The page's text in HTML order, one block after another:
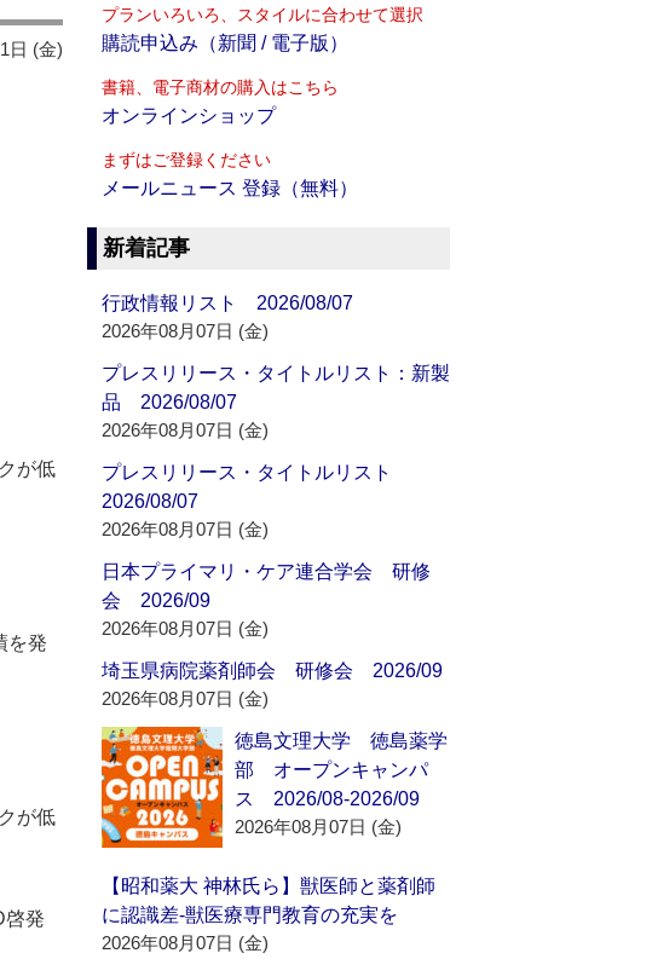
日 (金)
が低
を発
が低
啓発
プランいろいろ、スタイルに合わせて選択
購読申込み（新聞 / 電子版）
書籍、電子商材の購入はこちら
オンラインショップ
まずはご登録ください
メールニュース 登録（無料）
新着記事
行政情報リスト 2026/08/07
2026年08月07日 (金)
プレスリリース・タイトルリスト：新製
品 2026/08/07
2026年08月07日 (金)
プレスリリース・タイトルリスト
2026/08/07
2026年08月07日 (金)
日本プライマリ・ケア連合学会 研修
会 2026/09
2026年08月07日 (金)
埼玉県病院薬剤師会 研修会 2026/09
2026年08月07日 (金)
徳島文理大学 徳島薬学
部 オープンキャンパ
ス 2026/08-2026/09
2026年08月07日 (金)
【昭和薬大 神林氏ら】獣医師と薬剤師
に認識差‐獣医療専門教育の充実を
2026年08月07日 (金)